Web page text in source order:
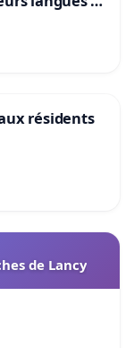
résidents
de Lancy